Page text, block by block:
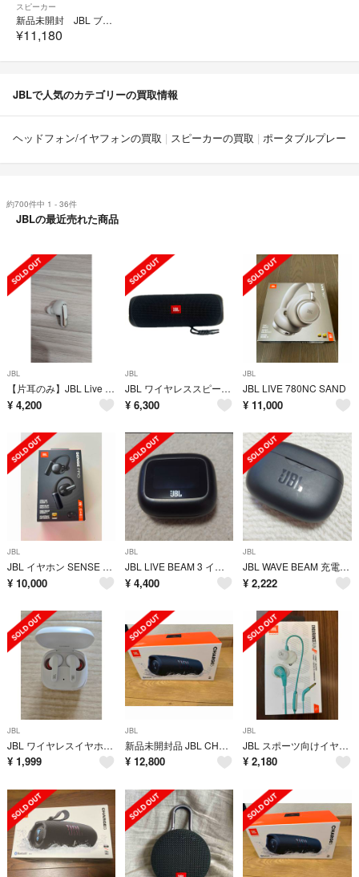
スピーカー
新品未開封 JBL ブルートゥーススピーカー CHARGE 5 BLACK
¥11,180
JBLで人気のカテゴリーの買取情報
ヘッドフォン/イヤフォンの買取 スピーカーの買取 ポータブルプレー
約700件中 1 - 36件
JBLの最近売れた商品
JBL
​【片耳のみ】JBL Live Beam 3 左耳（L側）イヤホン単体 シルバー
¥ 4,200
JBL
JBL ワイヤレススピーカー FLIP5 BLACK
¥ 6,300
JBL
JBL LIVE 780NC SAND
¥ 11,000
JBL
JBL イヤホン SENSE PRO BLACK 新品未開封
¥ 10,000
JBL
JBL LIVE BEAM 3 イヤホンケース 充電器 充電ケースのみ
¥ 4,400
JBL
JBL WAVE BEAM 充電器 イヤホンケース 充電ケース のみ
¥ 2,222
JBL
JBL ワイヤレスイヤホン LIVE PRO+ TWS【本体、イヤホン左右、イヤーチップ 、おまけ付き】
¥ 1,999
JBL
新品未開封品 JBL CHARGE5 Bluetoothスピーカー 2ウェイ・スピーカー構成/USB C充電/IP67防塵防水
¥ 12,800
JBL
JBL スポーツ向けイヤホン ENDURANCE RUN TEAL
¥ 2,180